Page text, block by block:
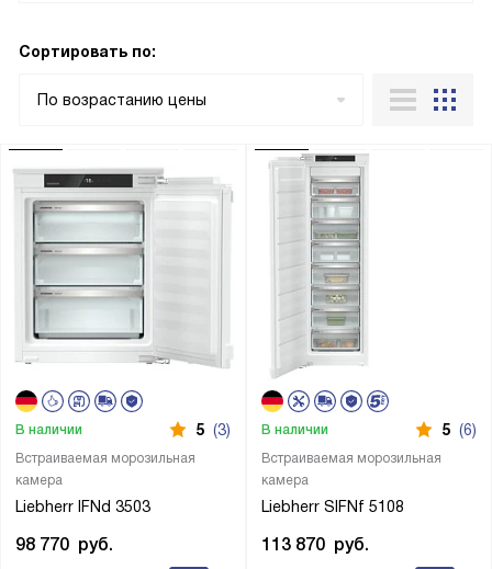
Сортировать по:
По возрастанию цены
Встраиваемая морозильная
камера
Liebherr IFNd 3503
В наличии 5 (3)
98 770 руб.
Встраиваемая морозильная
камера
Liebherr SIFNf 5108
В наличии 5 (6)
113 870 руб.